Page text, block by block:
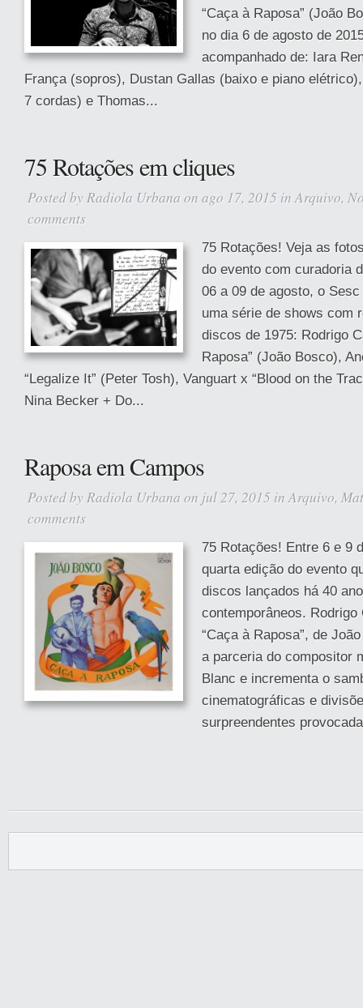
“Caça à Raposa” (João
no dia 6 de agosto de
acompanhado de: Iara
França (sopros), Dustan Gallas (baixo e piano
7 cordas) e Thomas...
75 Rotações em cliques
Posted by Radiola Urbana on ago 17, 2015 inArquivo,
comments
75 Rotações! Veja as
do evento com curadoria
06 a 09 de agosto, o
uma série de shows com
discos de 1975: Rodrigo
Raposa” (João Bosco),
“Legalize It” (Peter Tosh), Vanguart x “Blood on the
Nina Becker + Do...
Raposa em Campos
Posted by Radiola Urbana on jul 27, 2015 inArquivo,
comments
75 Rotações! Entre 6 e 9
quarta edição do evento
discos lançados há 40
contemporâneos.
“Caça à Raposa”, de
a parceria do compositor
Blanc e incrementa o
cinematográficas e
surpreendentes